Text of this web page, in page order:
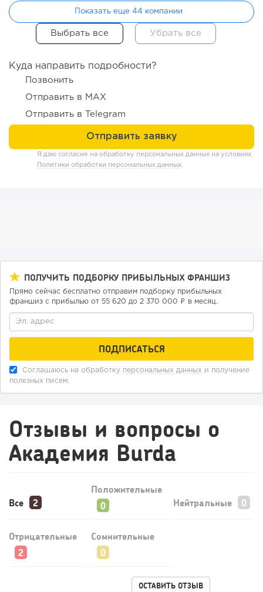
Отзыв SSL-сертификатов у банков: как это влияет на
российский...
для бизнеса,...
Показать еще 44 компании
Куда направить подробности?
Позвонить
Отправить в MAX
Отправить в Telegram
Я даю согласие на обработку персональных данных на условиях
Политики обработки персональных данных.
ПОЛУЧИТЬ ПОДБОРКУ ПРИБЫЛЬНЫХ ФРАНШИЗ
Прямо сейчас бесплатно отправим подборку прибыльных
франшиз с прибылью от 55 620 до 2 370 000 ₽ в месяц.
Соглашаюсь на обработку персональных данных и получение
полезных писем.
Отзывы и вопросы о
Академия Burda
Все
Положительные
Нейтральные
Отрицательные Сомнительные
ОСТАВИТЬ ОТЗЫВ